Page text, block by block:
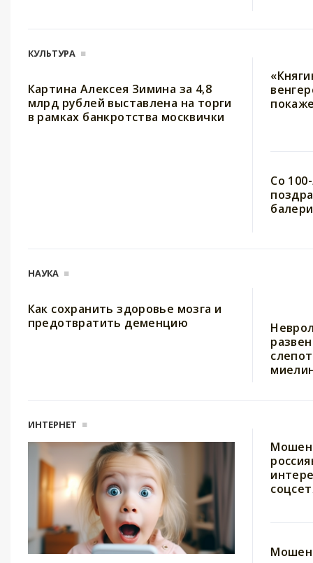
КУЛЬТУРА
Картина Алексея Зимина за 4,8
млрд рублей выставлена на торги
в рамках банкротства москвички
Со
НАУКА
Как сохранить здоровье мозга и
предотвратить деменцию
ИНТЕРНЕТ